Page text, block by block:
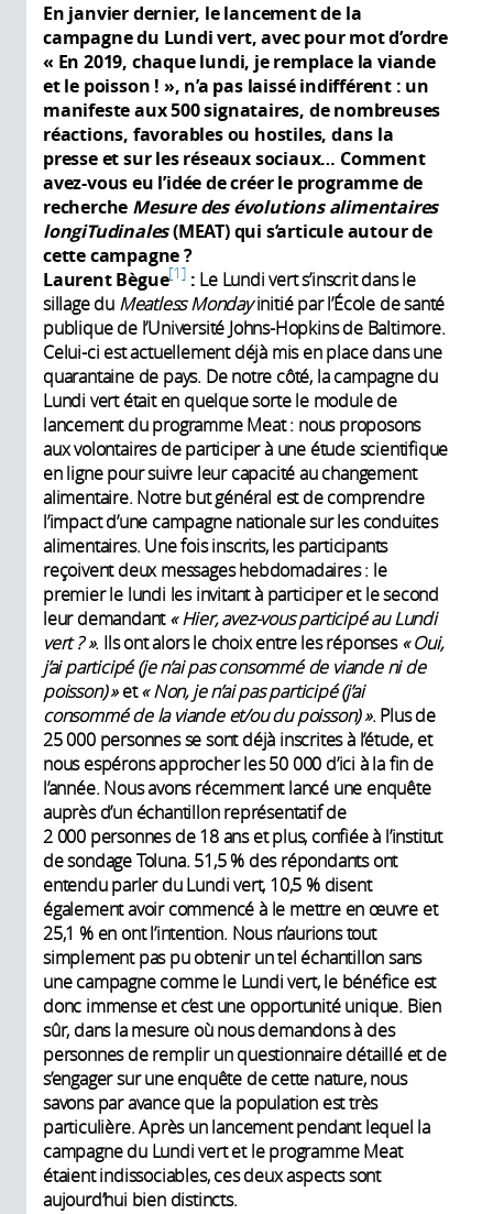
En janvier dernier, le lancement de la
campagne du Lundi vert, avec pour mot d’ordre
« En 2019, chaque lundi, je remplace la viande
et le poisson ! », n’a pas laissé indifférent : un
manifeste aux 500signataires, de nombreuses
réactions, favorables ou hostiles, dans la
presse et sur les réseaux sociaux… Comment
avez-vous eu l’idée de créer le programme de
recherche Mesure des évolutions alimentaires
longiTudinales(MEAT) qui s’articule autour de
cette campagne ?
Laurent Bègue 1 : Le Lundi vert s’inscrit dans le
sillage du Meatless Mondayinitié par l’École de santé
publique de l’Université Johns-Hopkins de Baltimore.
Celui-ci est actuellement déjà mis en place dans une
quarantaine de pays. De notre côté, la campagne du
Lundi vert était en quelque sorte le module de
lancement du programme Meat : nous proposons
aux volontaires de participer à une étude scientifique
en ligne pour suivre leur capacité au changement
alimentaire. Notre but général est de comprendre
l’impact d’une campagne nationale sur les conduites
alimentaires. Une fois inscrits, les participants
reçoivent deux messages hebdomadaires : le
premier le lundi les invitant à participer et le second
leur demandant« Hier, avez-vous participé au Lundi
vert ? ». Ils ont alors le choix entre les réponses« Oui,
j’ai participé (je n’ai pas consommé de viande ni de
poisson) »et« Non, je n’ai pas participé (j’ai
consommé de la viande et/ou du poisson) ». Plus de
25 000 personnes se sont déjà inscrites à l’étude, et
nous espérons approcher les 50 000 d’ici à la fin de
l’année. Nous avons récemment lancé une enquête
auprès d’un échantillon représentatif de
2 000 personnes de 18 ans et plus, confiée à l’institut
de sondage Toluna. 51,5 % des répondants ont
entendu parler du Lundi vert, 10,5 % disent
également avoir commencé à le mettre en œuvre et
25,1 % en ont l’intention. Nous n’aurions tout
simplement pas pu obtenir un tel échantillon sans
une campagne comme le Lundi vert, le bénéfice est
donc immense et c’est une opportunité unique. Bien
sûr, dans la mesure où nous demandons à des
personnes de remplir un questionnaire détaillé et de
s’engager sur une enquête de cette nature, nous
savons par avance que la population est très
particulière. Après un lancement pendant lequel la
campagne du Lundi vert et le programme Meat
étaient indissociables, ces deux aspects sont
aujourd’hui bien distincts.